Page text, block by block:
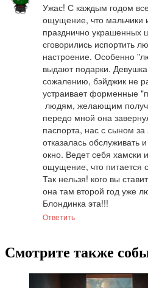
Ужас! С каждым годом
ощущение, что мальчики
празднично украшенных
сговорились испортить
настроение. Особенно
выдают подарки.
сожалению, бэйджик не
устраивает форменные
передо мной она
паспорта, нас с сыном
отказалась
окно. Ведет себя
ощущение, что питается
Так нельзя! кого вы
она там второй год уже
Блондинка эта!!!
Ответить
Смотрите также